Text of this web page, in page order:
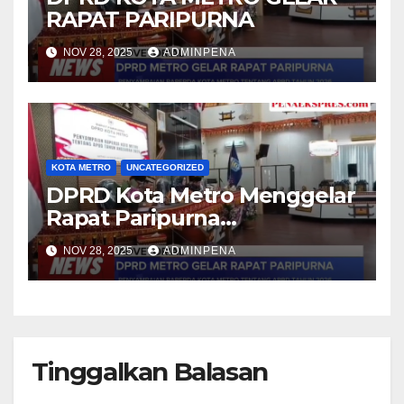
RAPAT PARIPURNA
NOV 28, 2025 ADMINPENA
KOTA METRO UNCATEGORIZED
DPRD Kota Metro Menggelar
Rapat Paripurna
Penyampaian Raperda APBD
Tahun Anggaran 2026
NOV 28, 2025 ADMINPENA
Tinggalkan Balasan